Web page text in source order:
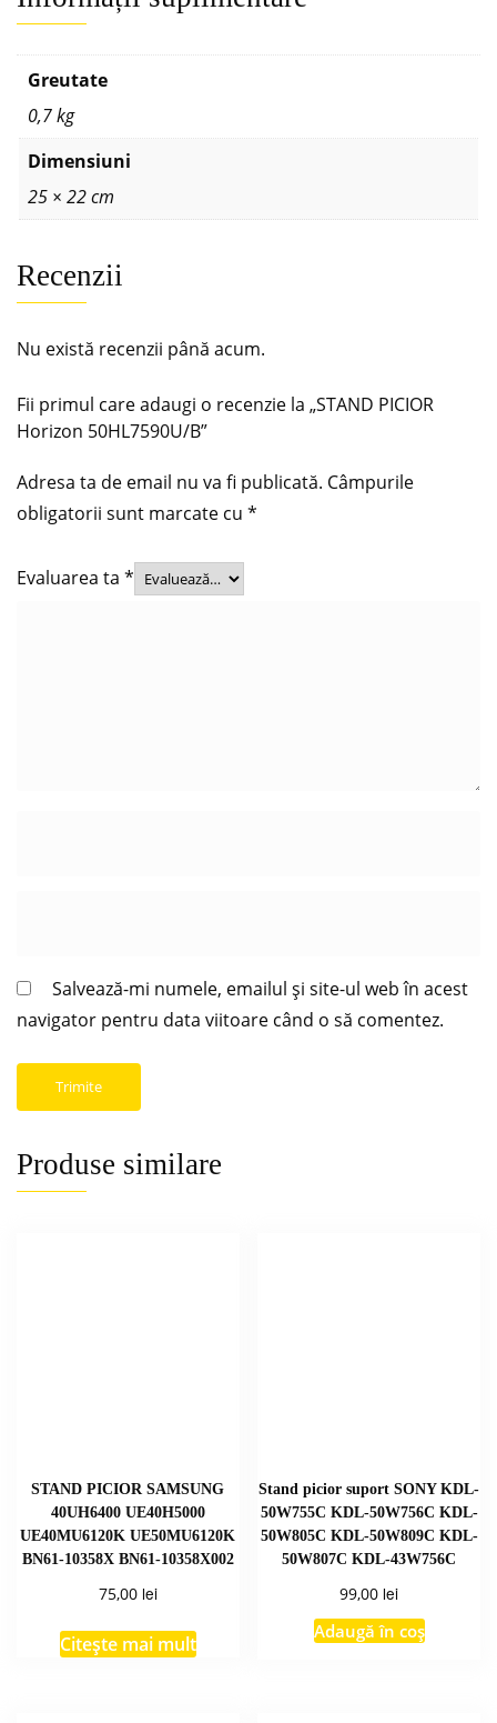
Greutate
0,7 kg
Dimensiuni
25 × 22 cm
Recenzii
Nu există recenzii până acum.
Fii primul care adaugi o recenzie la „STAND PICIOR
Horizon 50HL7590U/B”
Adresa ta de email nu va fi publicată. Câmpurile
obligatorii sunt marcate cu *
Evaluarea ta *
Salvează-mi numele, emailul și site-ul web în acest
navigator pentru data viitoare când o să comentez.
Produse similare
STAND PICIOR SAMSUNG
40UH6400 UE40H5000
UE40MU6120K UE50MU6120K
BN61-10358X BN61-10358X002
75,00 lei
Citește mai mult
Stand picior suport SONY KDL-
50W755C KDL-50W756C KDL-
50W805C KDL-50W809C KDL-
50W807C KDL-43W756C
99,00 lei
Adaugă în coș